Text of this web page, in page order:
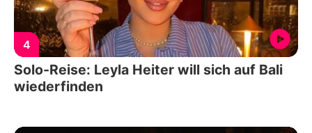
4
Solo-Reise: Leyla Heiter will sich auf Bali
wiederfinden